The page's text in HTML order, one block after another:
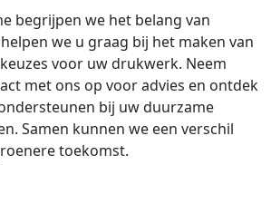
begrijpen we het belang van
we u graag bij het maken van
voor uw drukwerk. Neem
met ons op voor advies en ontdek
bij uw duurzame
Samen kunnen we een verschil
toekomst.